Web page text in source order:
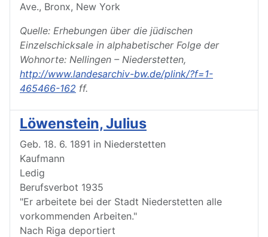
Ave., Bronx, New York
Quelle: Erhebungen über die jüdischen
Einzelschicksale in alphabetischer Folge der
Wohnorte: Nellingen – Niederstetten,
http://www.landesarchiv-bw.de/plink/?f=1-
465466-162 ff.
Löwenstein, Julius
Geb. 18. 6. 1891 in Niederstetten
Kaufmann
Ledig
Berufsverbot 1935
"Er arbeitete bei der Stadt Niederstetten alle
vorkommenden Arbeiten."
Nach Riga deportiert